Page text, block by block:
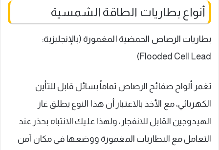
أنواع بطاريات الطاقة الشمسية
بطاريات الرصاص الحمضية المغمورة (بالإنجليزية:
Flooded Cell Lead)
تغمر ألواح صفائح الرصاص تماماً بسائل قابل للتأين
الكهربائي، مع الأخذ بالاعتبار أن هذا النوع يطلق غاز
الهيدوجين القابل للانفجار، ولهذا عليك الانتباه بحذر عند
التعامل مع البطاريات المغمورة ووضعها في مكان آمن